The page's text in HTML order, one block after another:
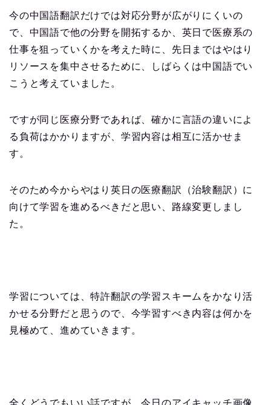
今の中国語翻訳だけでは対応分野が広がりにくいの
で、中国語で他の分野を開拓するか、英日で医療系の
仕事を狙っていくかを考えた時に、先日まではやはり
リソースを集中させるために、しばらくは中国語でい
こうと考えていました。
ですが同じ医療分野であれば、確かに言語の違いによ
る負荷はかかりますが、学習内容は相互に活かせま
す。
そのため今からやはり英日の医療翻訳（治験翻訳）に
向けて学習を進めるべきだと思い、路線変更しまし
た。
学習については、特許翻訳の学習スキームをかなり活
かせる分野だと思うので、今学習すべき内容は何かを
見極めて、進めていきます。